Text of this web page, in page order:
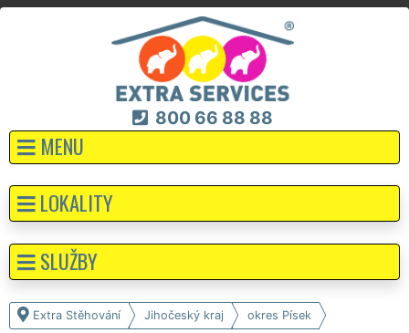
800 66 88 88
MENU
Extra Stěhování Jihočeský kraj okres Písek
LOKALITY
SLUŽBY